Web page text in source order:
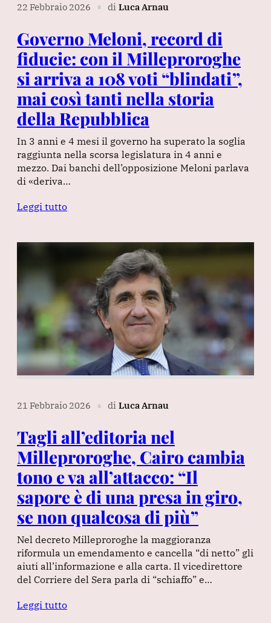
22 Febbraio 2026 ∎ di Luca Arnau
Governo Meloni, record di
fiducie: con il Milleproroghe
si arriva a 108 voti “blindati”,
mai così tanti nella storia
della Repubblica
In 3 anni e 4 mesi il governo ha superato la soglia
raggiunta nella scorsa legislatura in 4 anni e
mezzo. Dai banchi dell’opposizione Meloni parlava
di «deriva…
Leggi tutto
21 Febbraio 2026 ∎ di Luca Arnau
Tagli all’editoria nel
Milleproroghe, Cairo cambia
tono e va all’attacco: “Il
sapore è di una presa in giro,
se non qualcosa di più”
Nel decreto Milleproroghe la maggioranza
riformula un emendamento e cancella “di netto” gli
aiuti all’informazione e alla carta. Il vicedirettore
del Corriere del Sera parla di “schiaffo” e…
Leggi tutto